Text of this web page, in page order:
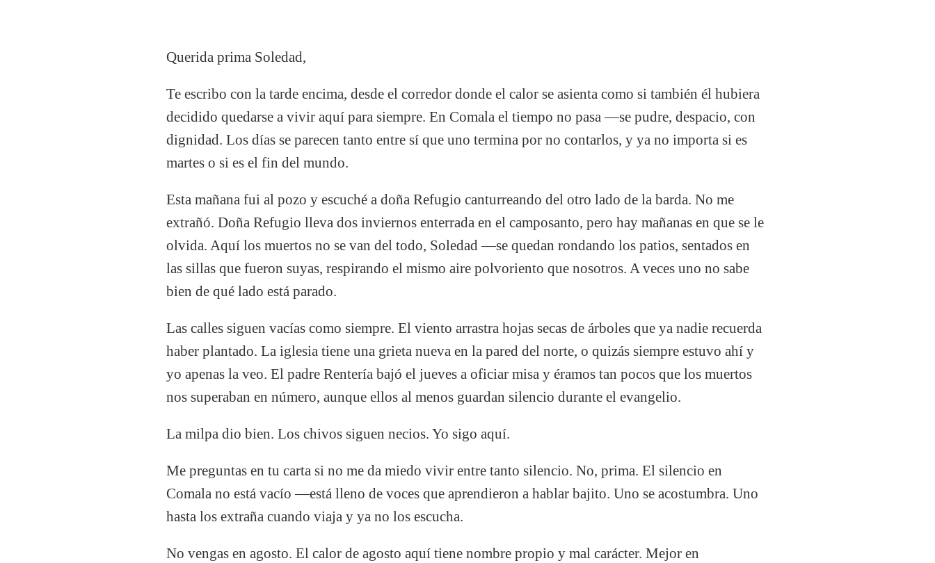
Querida prima Soledad,
Te escribo con la tarde encima, desde el corredor donde el calor se asienta como si también él hubiera
decidido quedarse a vivir aquí para siempre. En Comala el tiempo no pasa —se pudre, despacio, con
dignidad. Los días se parecen tanto entre sí que uno termina por no contarlos, y ya no importa si es
martes o si es el fin del mundo.
Esta mañana fui al pozo y escuché a doña Refugio canturreando del otro lado de la barda. No me
extrañó. Doña Refugio lleva dos inviernos enterrada en el camposanto, pero hay mañanas en que se le
olvida. Aquí los muertos no se van del todo, Soledad —se quedan rondando los patios, sentados en
las sillas que fueron suyas, respirando el mismo aire polvoriento que nosotros. A veces uno no sabe
bien de qué lado está parado.
Las calles siguen vacías como siempre. El viento arrastra hojas secas de árboles que ya nadie recuerda
haber plantado. La iglesia tiene una grieta nueva en la pared del norte, o quizás siempre estuvo ahí y
yo apenas la veo. El padre Rentería bajó el jueves a oficiar misa y éramos tan pocos que los muertos
nos superaban en número, aunque ellos al menos guardan silencio durante el evangelio.
La milpa dio bien. Los chivos siguen necios. Yo sigo aquí.
Me preguntas en tu carta si no me da miedo vivir entre tanto silencio. No, prima. El silencio en
Comala no está vacío —está lleno de voces que aprendieron a hablar bajito. Uno se acostumbra. Uno
hasta los extraña cuando viaja y ya no los escucha.
No vengas en agosto. El calor de agosto aquí tiene nombre propio y mal carácter. Mejor en